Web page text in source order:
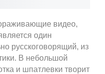
видео,
один
русскоговорящий, из
В небольшой
и шпатлевки творит